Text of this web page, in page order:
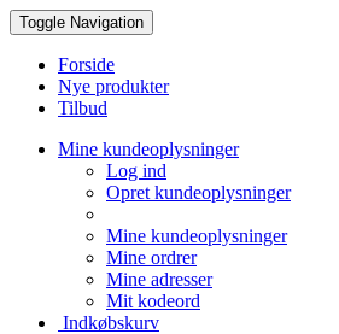
Toggle Navigation
Forside
Nye produkter
Tilbud
Mine kundeoplysninger
Log ind
Opret kundeoplysninger
Mine kundeoplysninger
Mine ordrer
Mine adresser
Mit kodeord
Indkøbskurv